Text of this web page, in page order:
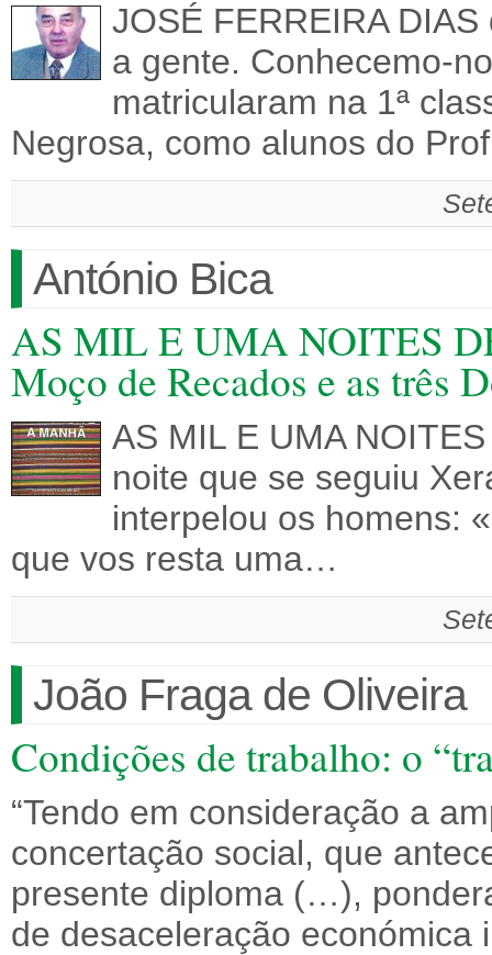
JOSÉ FERREIRA
a gente. Conhecemo-
matricularam na 1ª
Negrosa, como alunos do
António Bica
AS MIL E UMA NOITES
Moço de Recados e as três
AS MIL E UMA
noite que se seguiu
interpelou os homens:
que vos resta uma…
João Fraga de Oliveira
Condições de trabalho: o
“Tendo em consideração a
concertação social, que
presente diploma (…),
de desaceleração